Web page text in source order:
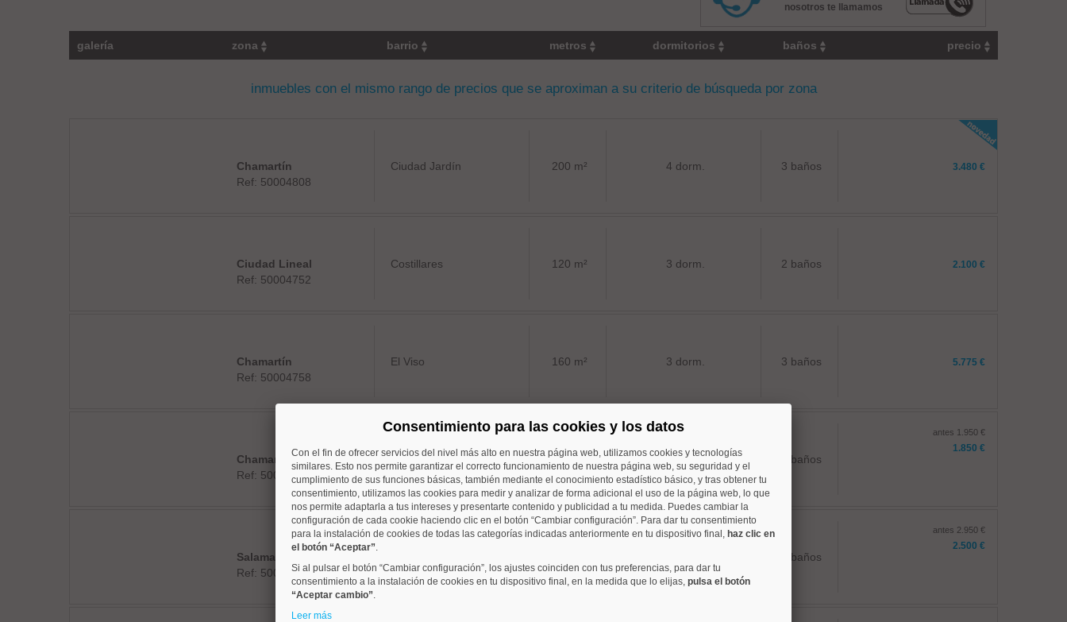
nosotros te llamamos
galería zona barrio metros dormitorios baños precio
inmuebles con el mismo rango de precios que se aproximan a su criterio de búsqueda por zona
Chamartín
Ref: 50004808
Ciudad Jardín 200 m² 4 dorm. 3 baños 3.480 €
Ciudad Lineal
Ref: 50004752
Costillares 120 m² 3 dorm. 2 baños 2.100 €
Chamartín
Ref: 50004758
El Viso 160 m² 3 dorm. 3 baños 5.775 €
Chamartín
Ref: 50004678
Hispanoamerica 90 m² 2 dorm. 2 baños
antes 1.950 €
1.850 €
Salamanca
Ref: 50004726
2 baños
antes 2.950 €
2.500 €
Consentimiento para las cookies y los datos
Con el fin de ofrecer servicios del nivel más alto en nuestra página web, utilizamos cookies y tecnologías
similares. Esto nos permite garantizar el correcto funcionamiento de nuestra página web, su seguridad y el
cumplimiento de sus funciones básicas, también mediante el conocimiento estadístico básico, y tras obtener tu
consentimiento, utilizamos las cookies para medir y analizar de forma adicional el uso de la página web, lo que
nos permite adaptarla a tus intereses y presentarte contenido y publicidad a tu medida. Puedes cambiar la
configuración de cada cookie haciendo clic en el botón “Cambiar configuración”. Para dar tu consentimiento
para la instalación de cookies de todas las categorías indicadas anteriormente en tu dispositivo final, haz clic en
el botón “Aceptar”.
Si al pulsar el botón “Cambiar configuración”, los ajustes coinciden con tus preferencias, para dar tu
consentimiento a la instalación de cookies en tu dispositivo final, en la medida que lo elijas, pulsa el botón
“Aceptar cambio”.
Leer más